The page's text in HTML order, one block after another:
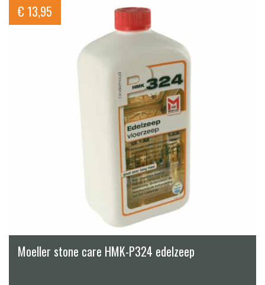
€ 13,95
Moeller stone care HMK-P324 edelzeep